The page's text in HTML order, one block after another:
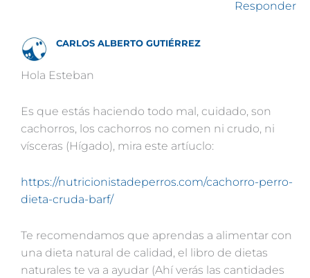
Responder
CARLOS ALBERTO GUTIÉRREZ
Hola Esteban
Es que estás haciendo todo mal, cuidado, son
cachorros, los cachorros no comen ni crudo, ni
vísceras (Hígado), mira este artíuclo:
https://nutricionistadeperros.com/cachorro-perro-
dieta-cruda-barf/
Te recomendamos que aprendas a alimentar con
una dieta natural de calidad, el libro de dietas
naturales te va a ayudar (Ahí verás las cantidades